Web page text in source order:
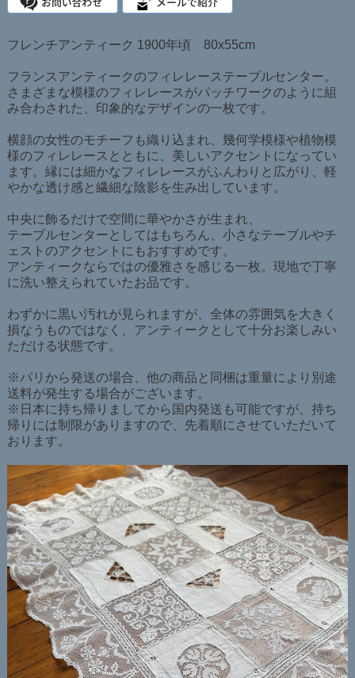
フレンチアンティーク 1900年頃 80x55cm
フランスアンティークのフィレレーステーブルセンター。
さまざまな模様のフィレレースがパッチワークのように組
み合わされた、印象的なデザインの一枚です。
横顔の女性のモチーフも織り込まれ、幾何学模様や植物模
様のフィレレースとともに、美しいアクセントになってい
ます。縁には細かなフィレレースがふんわりと広がり、軽
やかな透け感と繊細な陰影を生み出しています。
中央に飾るだけで空間に華やかさが生まれ、
テーブルセンターとしてはもちろん、小さなテーブルやチ
ェストのアクセントにもおすすめです。
アンティークならではの優雅さを感じる一枚。現地で丁寧
に洗い整えられていたお品です。
わずかに黒い汚れが見られますが、全体の雰囲気を大きく
損なうものではなく、アンティークとして十分お楽しみい
ただける状態です。
※パリから発送の場合、他の商品と同梱は重量により別途
送料が発生する場合がございます。
※日本に持ち帰りましてから国内発送も可能ですが、持ち
帰りには制限がありますので、先着順にさせていただいて
おります。